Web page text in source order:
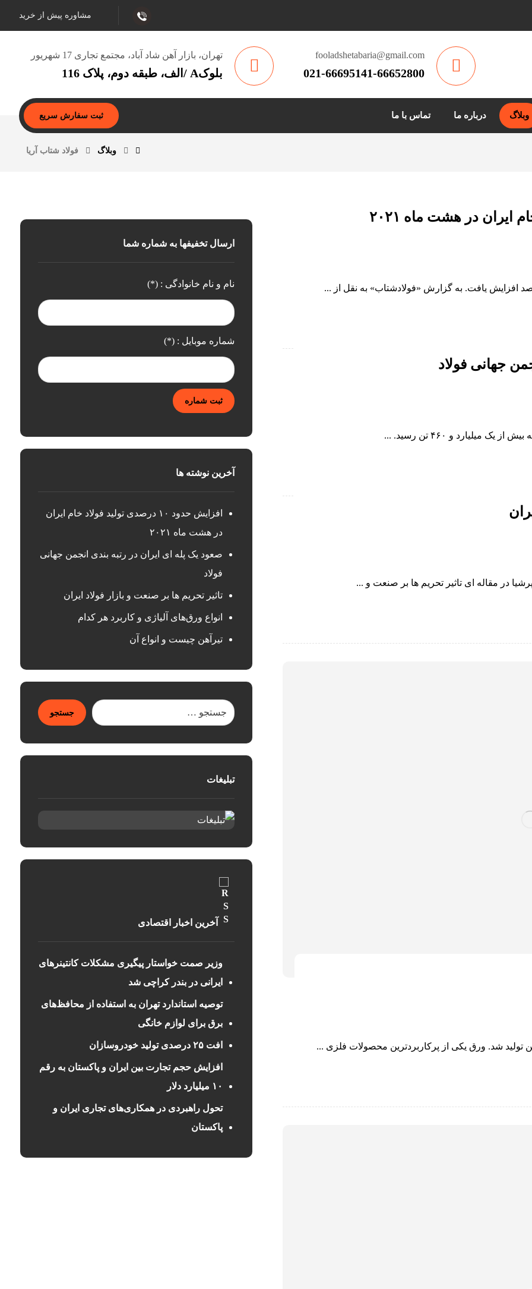
مشاوره پیش از خرید
تهران، بازار آهن شاد آباد، مجتمع تجاری 17 شهریور
بلوکA /الف، طبقه دوم، پلاک 116
fooladshetabaria@gmail.com
021-66695141-66652800
وبلاگ درباره ما تماس با ما ثبت سفارش سریع
وبلاگ فولاد شتاب آریا
جهانی فولاد
در مقاله ای تاثیر تحریم ها بر صنعت و ...
شد. ورق یکی از پرکاربردترین محصولات فلزی ...
ارسال تخفیفها به شماره شما
نام و نام خانوادگی : (*)
شماره موبایل : (*)
ثبت شماره
آخرین نوشته ها
افزایش حدود ۱۰ درصدی تولید فولاد خام ایران
در هشت ماه ۲۰۲۱
صعود یک پله ای ایران در رتبه بندی انجمن جهانی
فولاد
تاثیر تحریم ها بر صنعت و بازار فولاد ایران
انواع ورق‌های آلیاژی و کاربرد هر کدام
تیرآهن چیست و انواع آن
جستجو
تبلیغات
آخرین اخبار اقتصادی
وزیر صمت خواستار پیگیری مشکلات کانتینرهای
ایرانی در بندر کراچی شد
توصیه استاندارد تهران به استفاده از محافظ‌های
برق برای لوازم خانگی
افت ۲۵ درصدی تولید خودروسازان
افزایش حجم تجارت بین ایران و پاکستان به رقم
۱۰ میلیارد دلار
تحول راهبردی در همکاری‌های تجاری ایران و
پاکستان